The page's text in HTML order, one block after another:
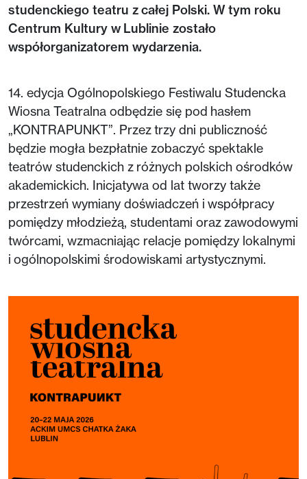
studenckiego teatru z całej Polski. W tym roku
Centrum Kultury w Lublinie zostało
współorganizatorem wydarzenia.
14. edycja Ogólnopolskiego Festiwalu Studencka
Wiosna Teatralna odbędzie się pod hasłem
„KONTRAPUNKT”. Przez trzy dni publiczność
będzie mogła bezpłatnie zobaczyć spektakle
teatrów studenckich z różnych polskich ośrodków
akademickich. Inicjatywa od lat tworzy także
przestrzeń wymiany doświadczeń i współpracy
pomiędzy młodzieżą, studentami oraz zawodowymi
twórcami, wzmacniając relacje pomiędzy lokalnymi
i ogólnopolskimi środowiskami artystycznymi.